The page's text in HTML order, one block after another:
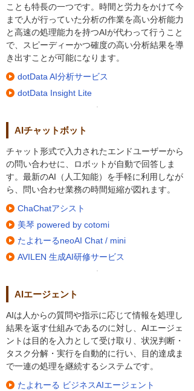
ことも特長の一つです。時間と労力をかけて今
まで人が行っていた分析の作業を高い分析能力
と高速の処理能力を持つAIが代わって行うこと
で、スピーディーかつ確度の高い分析結果を導
き出すことが可能になります。
dotData AI分析サービス
dotData Insight Lite
AIチャットボット
チャット形式で入力されたエンドユーザーから
の問い合わせに、ロボットが自動で回答しま
す。最新のAI（人工知能）を手軽に利用しなが
ら、問い合わせ業務の時間短縮が図れます。
ChaChatアシスト
美琴 powered by cotomi
たよれーるneoAI Chat / mini
AVILEN 生成AI研修サービス
AIエージェント
AIは人からの質問や指示に応じて情報を処理し
結果を返す仕組みであるのに対し、AIエージェ
ントは目的を入力として受け取り、状況判断・
タスク分解・実行を自動的に行い、目的達成ま
で一連の処理を継続するシステムです。
たよれーる ビジネスAIエージェント